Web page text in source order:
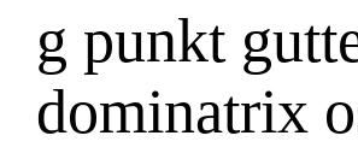
g punkt
dominatrix